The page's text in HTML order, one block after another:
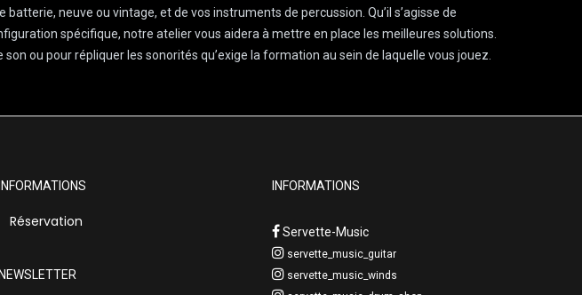
neuve ou vintage, et de vos instruments de percussion. Qu’il s’agisse de
spécifique, notre atelier vous aidera à mettre en place les meilleures solutions.
ou pour répliquer les sonorités qu’exige la formation au sein de laquelle vous jouez.
INFORMATIONS
Réservation
NEWSLETTER
INFORMATIONS
Servette-Music
servette_music_guitar
servette_music_winds